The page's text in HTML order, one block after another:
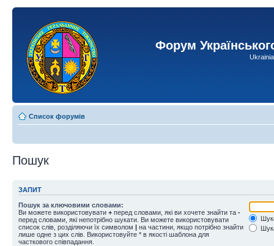
Форум
Список форумів
Пошук
ЗАПИТ
Пошук за ключовими словами:
Ви можете використовувати + перед словами, які ви хочете знайти та -
перед словами, які непотрібно шукати. Ви можете використовувати
список слів, розділяючи їх символом | на частини, якщо потрібно знайти
лише одне з цих слів. Використовуйте * в якості шаблона для
часткового співпадання.